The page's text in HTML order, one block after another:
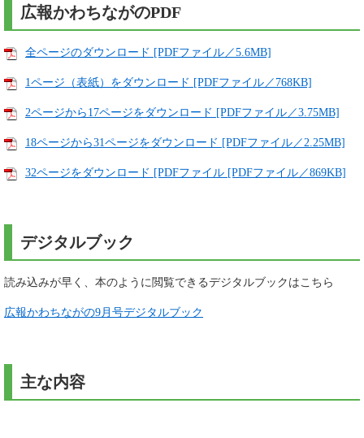
広報かわちながのPDF
全ページのダウンロード [PDFファイル／5.6MB]
1ページ（表紙）をダウンロード [PDFファイル／768KB]
2ページから17ページをダウンロード [PDFファイル／3.75MB]
18ページから31ページをダウンロード [PDFファイル／2.25MB]
32ページをダウンロード [PDFファイル [PDFファイル／869KB]
デジタルブック
読み込みが早く、本のように閲覧できるデジタルブックはこちら
広報かわちながの9月号デジタルブック
主な内容